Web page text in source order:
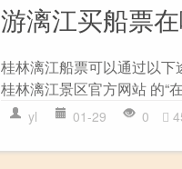
游漓江买船票
桂林漓江船票可以通过以
桂林漓江景区官方网站 的“
yl 01-29 0